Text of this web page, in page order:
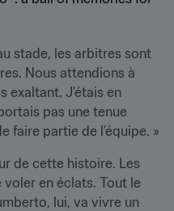
stade, les arbitres sont
Nous attendions à
exaltant. J’étais en
pas une tenue
faire partie de l’équipe. »
de cette histoire. Les
en éclats. Tout le
lui, va vivre un